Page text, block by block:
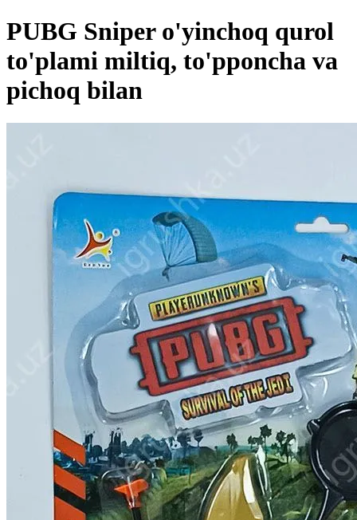
PUBG Sniper o'yinchoq qurol
to'plami miltiq, to'pponcha va
pichoq bilan